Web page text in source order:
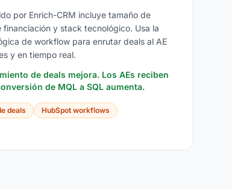
por Enrich-CRM incluye tamaño de
y stack tecnológico. Usa la
de workflow para enrutar deals al AE
y en tiempo real.
de deals mejora. Los AEs reciben
de MQL a SQL aumenta.
deals HubSpot workflows